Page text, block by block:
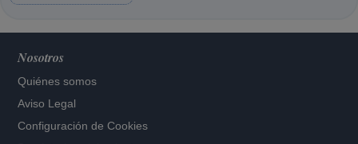
Nosotros
Quiénes somos
Aviso Legal
Configuración de Cookies